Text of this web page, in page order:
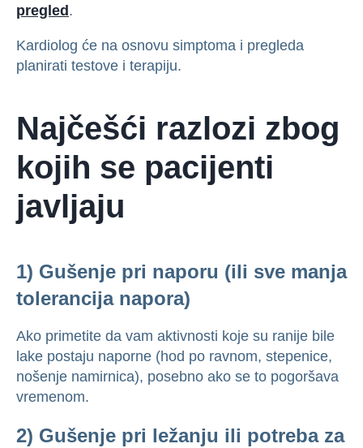
pregled .
Kardiolog će na osnovu simptoma i pregleda
planirati testove i terapiju.
Najčešći razlozi zbog
kojih se pacijenti
javljaju
1) Gušenje pri naporu (ili sve manja
tolerancija napora)
Ako primetite da vam aktivnosti koje su ranije bile
lake postaju naporne (hod po ravnom, stepenice,
nošenje namirnica), posebno ako se to pogoršava
vremenom.
2) Gušenje pri ležanju ili potreba za